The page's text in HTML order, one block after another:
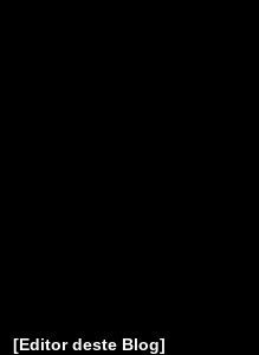
[Editor deste Blog]